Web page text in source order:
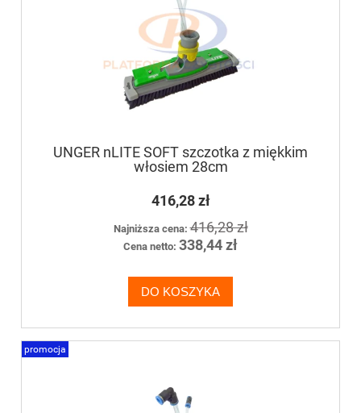
UNGER nLITE SOFT szczotka z miękkim
włosiem 28cm
416,28 zł
Najniższa cena:416,28 zł
Cena netto: 338,44 zł
DO KOSZYKA
promocja